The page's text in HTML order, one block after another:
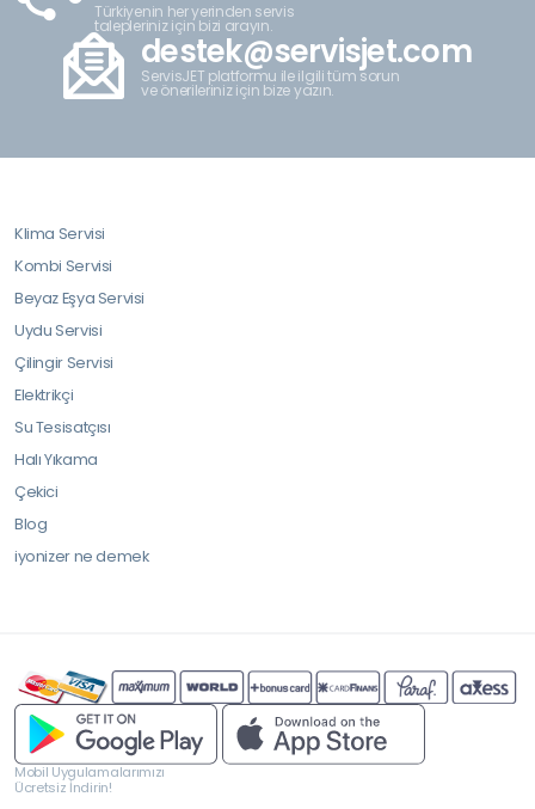
Türkiyenin her yerinden servis
talepleriniz için bizi arayın.
destek@servisjet.com
ServisJET platformu ile ilgili tüm sorun
ve önerileriniz için bize yazın.
Klima Servisi
Kombi Servisi
Beyaz Eşya Servisi
Uydu Servisi
Çilingir Servisi
Elektrikçi
Su Tesisatçısı
Halı Yıkama
Çekici
Blog
iyonizer ne demek
Mobil Uygulamalarımızı
Ücretsiz İndirin!